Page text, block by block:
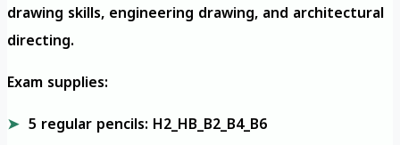
drawing skills, engineering drawing, and architectural
directing.
Exam supplies:
5 regular pencils: H2_HB_B2_B4_B6